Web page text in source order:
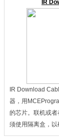
IR
IR Download
器，用
的芯片。联机或
须使用隔离盒，以